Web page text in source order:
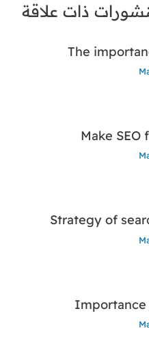
ذات علاقة
The
Make
Strategy of